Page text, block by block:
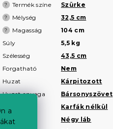
a
? Termék színe Szürke
? Mélység 32,5 cm
? Magasság
104 cm
Súly
5,5 kg
Szélesség
43,5 cm
Forgatható
Nem
Huzat
Kárpitozott
Huzat anyaga
Bársonyszövet
Karfák nélkül
Láb típusa
Négy láb